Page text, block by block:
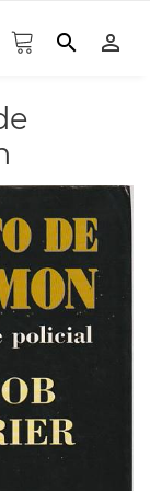
search person_outline